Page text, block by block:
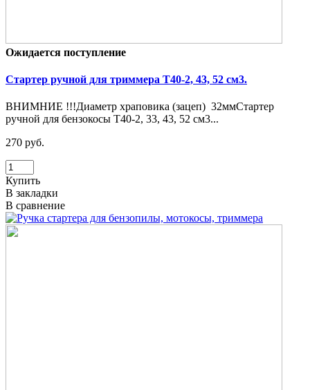
Ожидается поступление
Стартер ручной для триммера Т40-2, 43, 52 см3.
ВНИМНИЕ !!!Диаметр храповика (зацеп) 32ммСтартер
ручной для бензокосы Т40-2, 33, 43, 52 см3...
270 руб.
Купить
В закладки
В сравнение